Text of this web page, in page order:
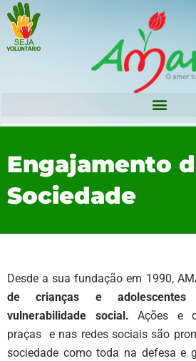
Engajamento
Sociedade
Desde a sua fundação em 1990,
de crianças e
vulnerabilidade social. Ações e
praças e nas redes sociais são
sociedade como toda na defesa e